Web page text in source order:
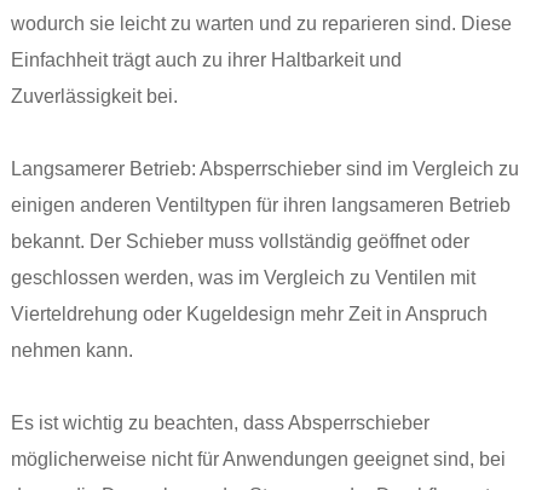
wodurch sie leicht zu warten und zu reparieren sind. Diese
Einfachheit trägt auch zu ihrer Haltbarkeit und
Zuverlässigkeit bei.
Langsamerer Betrieb: Absperrschieber sind im Vergleich zu
einigen anderen Ventiltypen für ihren langsameren Betrieb
bekannt. Der Schieber muss vollständig geöffnet oder
geschlossen werden, was im Vergleich zu Ventilen mit
Vierteldrehung oder Kugeldesign mehr Zeit in Anspruch
nehmen kann.
Es ist wichtig zu beachten, dass Absperrschieber
möglicherweise nicht für Anwendungen geeignet sind, bei